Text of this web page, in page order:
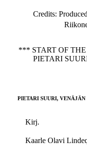
Credits:
*** START OF
PIETARI
PIETARI SUURI,
Kirj.
Kaarle Olavi